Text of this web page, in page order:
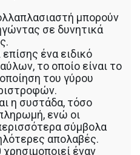
μπορούν
σε δυνητικά
επίσης ένα ειδικό
το οποίο είναι το
του γύρου
η συστάδα, τόσο
ενώ οι
σύμβολα
απολαβές.
έναν